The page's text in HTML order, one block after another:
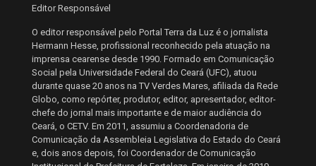
Editor Responsável
O editor responsável pelo Portal Terra da Luz é o jornalista
Hermann Hesse, profissional reconhecido pela atuação na
imprensa cearense desde 1990. Formado em Comunicação
Social pela Universidade Federal do Ceará (UFC), atuou
durante quase 20 anos na TV Verdes Mares, afiliada da Rede
Globo, como repórter, produtor, editor, apresentador, editor-
chefe do jornal mais importante e de maior audiência do
Ceará, o CETV. Em 2011, assumiu a Coordenadoria de
Comunicação da Assembleia Legislativa do Estado do Ceará
e, dois anos depois, foi Coordenador de Comunicação